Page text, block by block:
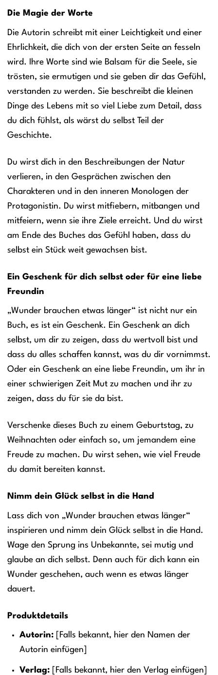
Die Magie der Worte
Die Autorin schreibt mit einer Leichtigkeit und einer
Ehrlichkeit, die dich von der ersten Seite an fesseln
wird. Ihre Worte sind wie Balsam für die Seele, sie
trösten, sie ermutigen und sie geben dir das Gefühl,
verstanden zu werden. Sie beschreibt die kleinen
Dinge des Lebens mit so viel Liebe zum Detail, dass
du dich fühlst, als wärst du selbst Teil der
Geschichte.
Du wirst dich in den Beschreibungen der Natur
verlieren, in den Gesprächen zwischen den
Charakteren und in den inneren Monologen der
Protagonistin. Du wirst mitfiebern, mitbangen und
mitfeiern, wenn sie ihre Ziele erreicht. Und du wirst
am Ende des Buches das Gefühl haben, dass du
selbst ein Stück weit gewachsen bist.
Ein Geschenk für dich selbst oder für eine liebe
Freundin
„Wunder brauchen etwas länger“ ist nicht nur ein
Buch, es ist ein Geschenk. Ein Geschenk an dich
selbst, um dir zu zeigen, dass du wertvoll bist und
dass du alles schaffen kannst, was du dir vornimmst.
Oder ein Geschenk an eine liebe Freundin, um ihr in
einer schwierigen Zeit Mut zu machen und ihr zu
zeigen, dass du für sie da bist.
Verschenke dieses Buch zu einem Geburtstag, zu
Weihnachten oder einfach so, um jemandem eine
Freude zu machen. Du wirst sehen, wie viel Freude
du damit bereiten kannst.
Nimm dein Glück selbst in die Hand
Lass dich von „Wunder brauchen etwas länger“
inspirieren und nimm dein Glück selbst in die Hand.
Wage den Sprung ins Unbekannte, sei mutig und
glaube an dich selbst. Denn auch für dich kann ein
Wunder geschehen, auch wenn es etwas länger
dauert.
Produktdetails
Autorin:[Falls bekannt, hier den Namen der
Autorin einfügen]
Verlag:[Falls bekannt, hier den Verlag einfügen]